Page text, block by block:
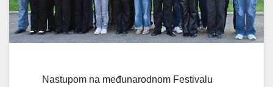
Nastupom na međunarodnom Festivalu